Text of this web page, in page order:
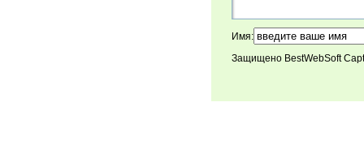
Имя:
Защищено BestWebSoft